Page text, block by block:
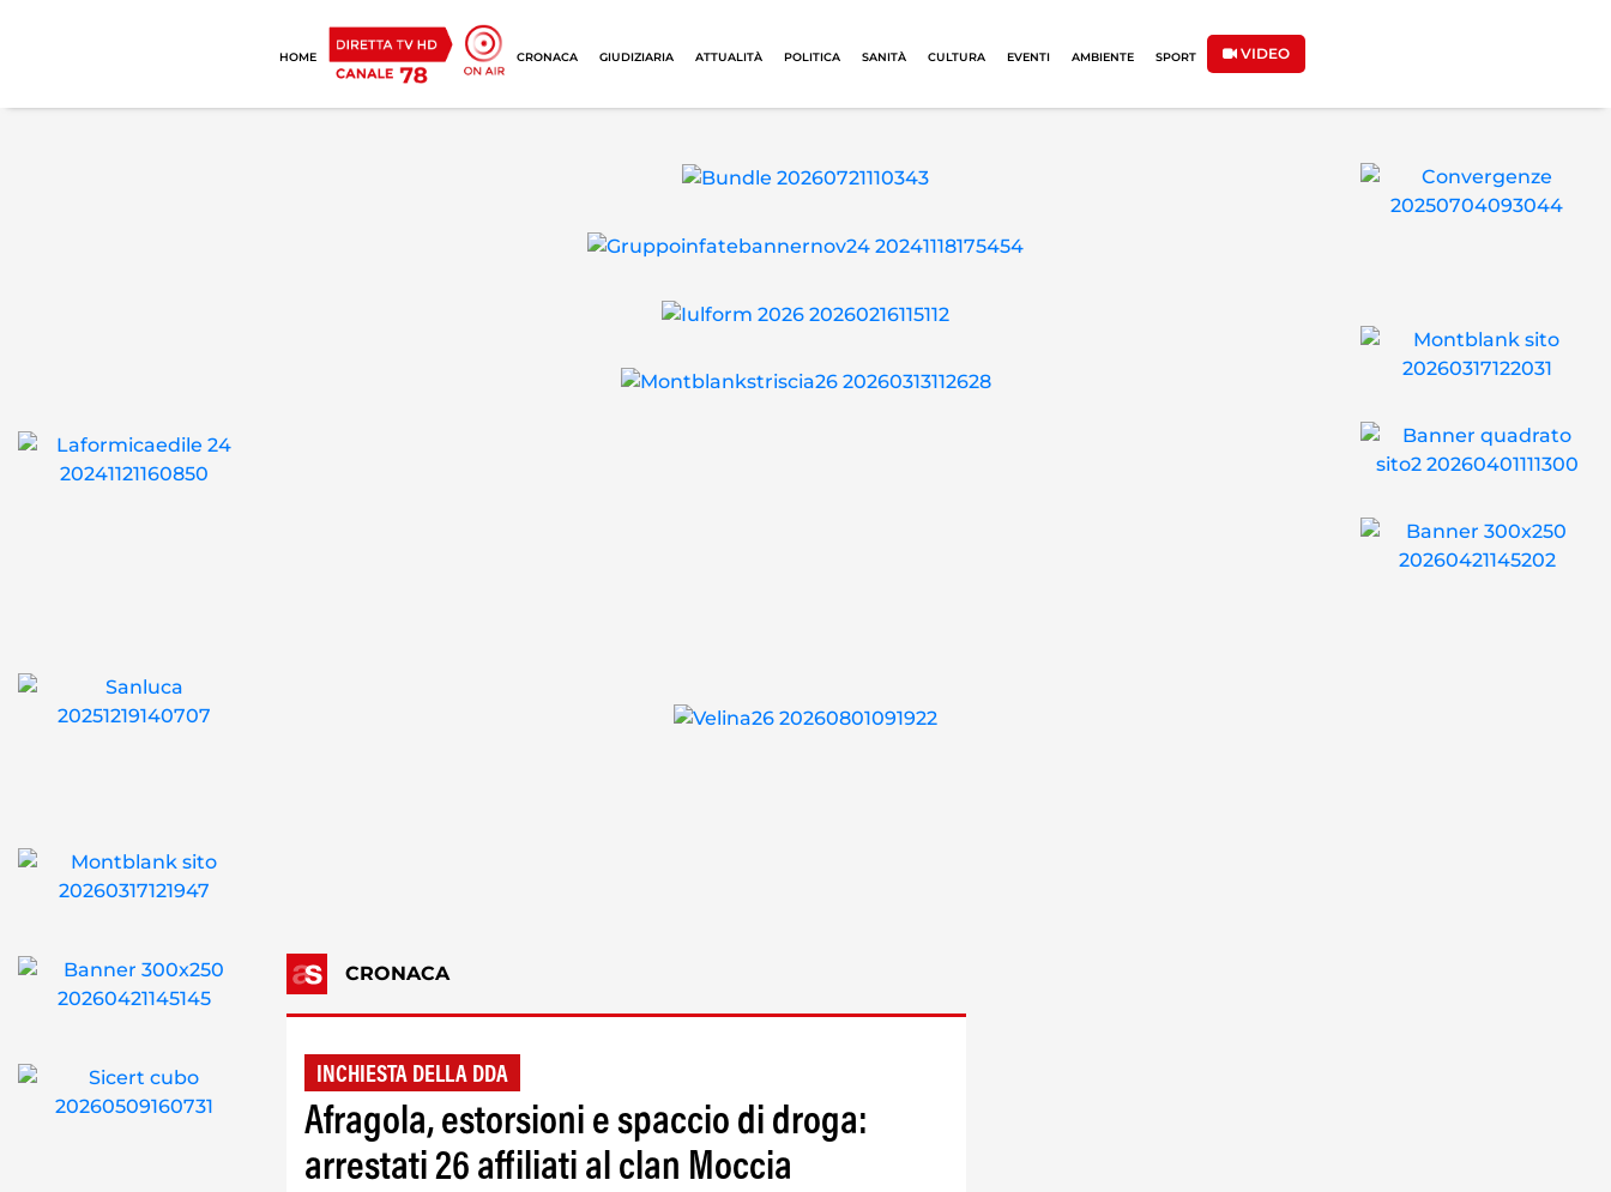
HOME CRONACA GIUDIZIARIA ATTUALITÀ POLITICA SANITÀ CULTURA EVENTI AMBIENTE SPORT VIDEO
CRONACA
INCHIESTA DELLA DDA
Afragola, estorsioni e spaccio di droga:
arrestati 26 affiliati al clan Moccia